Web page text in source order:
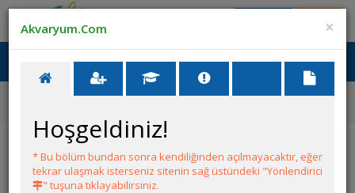
Ana Menü
Ana Sayfa
Canlı İlanları
Lepistes Endler, Yerli Üretim 20 Tl
ÜYENİN DİĞER İLANLARI
×
Akvaryum.Com
Hoşgeldiniz!
* Bu bölüm bundan sonra kendiliğinden açılmayacaktır, eğer
tekrar ulaşmak isterseniz sitenin sağ üstündeki "Yönlendirici
" tuşuna tıklayabilirsiniz.